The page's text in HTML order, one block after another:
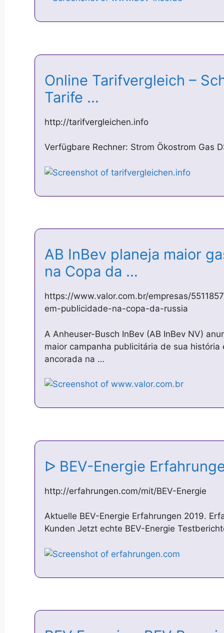
Online Tarifvergleich –
Tarife …
http://tarifvergleichen.info
Verfügbare Rechner: Strom Ökostrom Gas
AB InBev planeja maior
na Copa da …
https://www.valor.com.br/empresas/
em-publicidade-na-copa-da-russia
A Anheuser-Busch InBev (AB InBev NV)
maior campanha publicitária de sua
ancorada na …
ᐅ BEV-Energie
http://erfahrungen.com/mit/BEV-Energie
Aktuelle BEV-Energie Erfahrungen 2019.
Kunden Jetzt echte BEV-Energie